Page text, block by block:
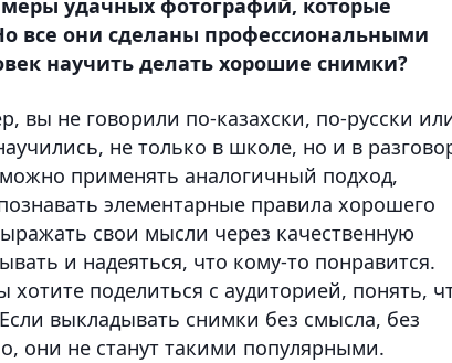
удачных фотографий, которые
все они сделаны профессиональными
научить делать хорошие снимки?
вы не говорили по-казахски, по-русски
не только в школе, но и в
применять аналогичный подход,
элементарные правила хорошего
свои мысли через качественную
и надеяться, что кому-то понравится.
поделиться с аудиторией, понять,
выкладывать снимки без смысла, без
они не станут такими популярными.